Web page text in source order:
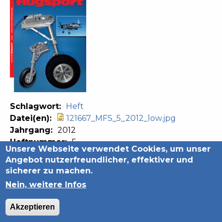
Schlagwort:
Heft
Datei(en):
121667_MFS_5_2012_low.jpg
Jahrgang: 2012
Heftnummer: 5
Back
to
Datenschutzerklärung
Unsere Webseite verwendet Cookies, um unser
Angebot nutzerfreundlicher, effektiver und
sicherer zu machen.
Nein, weitere Infos
Akzeptieren